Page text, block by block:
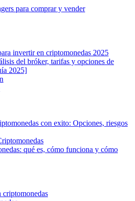
para comprar y vender
invertir en criptomonedas 2025
del bróker, tarifas y opciones de
2025]
con exito: Opciones, riesgos
qué es, cómo funciona y cómo
criptomonedas